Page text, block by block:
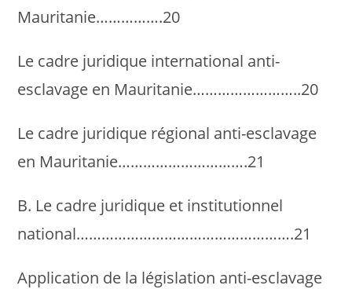
Mauritanie…………….20
Le cadre juridique international anti-
esclavage en Mauritanie……………………..20
Le cadre juridique régional anti-esclavage
en Mauritanie………………………….21
B. Le cadre juridique et institutionnel
national…………………………………………….21
Application de la législation anti-esclavage